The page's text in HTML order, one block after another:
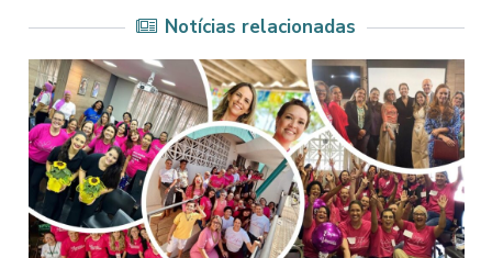
Notícias relacionadas